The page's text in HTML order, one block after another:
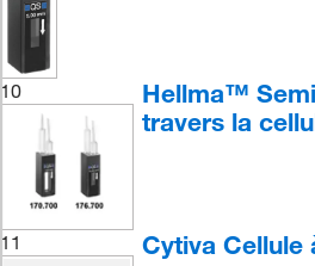
10
Hellma™
travers la
11 Cytiva Cellule